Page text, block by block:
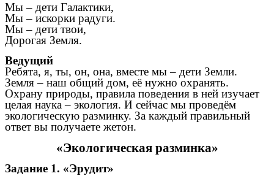
Мы – дети Галактики,
Мы – искорки радуги.
Мы – дети твои,
Дорогая Земля.
Ведущий
Ребята, я, ты, он, она, вместе мы – дети Земли.
Земля – наш общий дом, её нужно охранять.
Охрану природы, правила поведения в ней изучает
целая наука – экология. И сейчас мы проведём
экологическую разминку. За каждый правильный
ответ вы получаете жетон.
«Экологическая разминка»
Задание 1. «Эрудит»